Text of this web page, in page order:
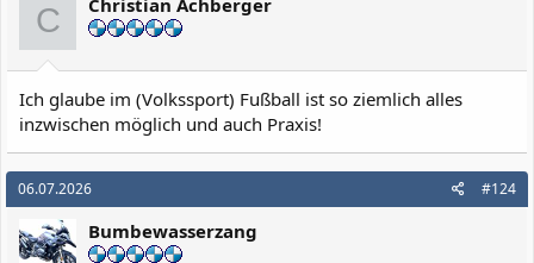
C
Ich glaube im (Volkssport) Fußball ist so ziemlich alles
inzwischen möglich und auch Praxis!
06.07.2026 #124
Bumbewasserzang